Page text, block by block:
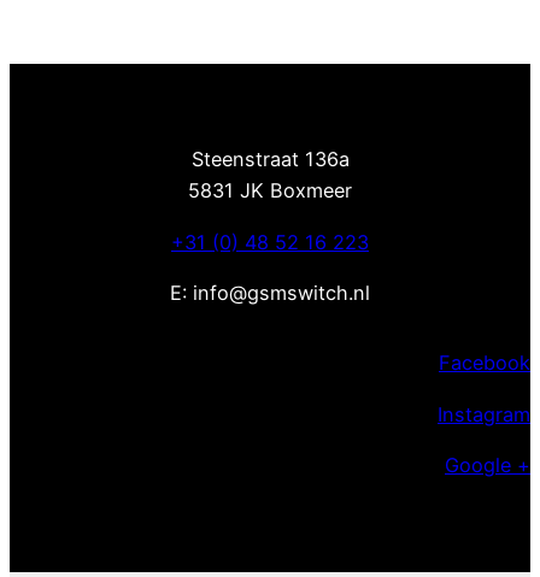
Steenstraat 136a
5831 JK Boxmeer
+31 (0) 48 52 16 223
E: info@gsmswitch.nl
Facebook
Instagram
Google +